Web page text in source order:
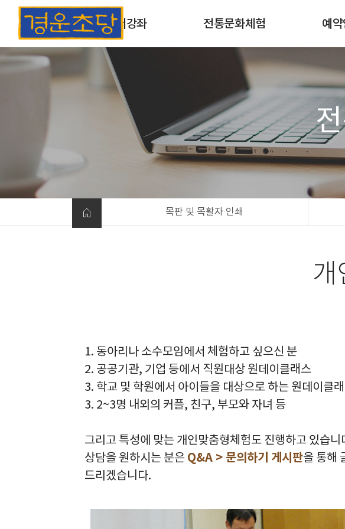
초서강좌
초서강좌 소개
과정안내
전통문화체험
목판 및 목활자 인쇄
옛날책 만들기
개인맞춤형체험
예
월별스
예약 및
예약방법
목판 및 목활자 인쇄
개
1. 동아리나 소수모임에서 체험하고 싶으신 분
2. 공공기관, 기업 등에서 직원대상 원데이클래스
3. 학교 및 학원에서 아이들을 대상으로 하는 원데이클
3. 2~3명 내외의 커플, 친구, 부모와 자녀 등
그리고 특성에 맞는 개인맞춤형체험도 진행하고 있습
상담을 원하시는 분은Q&A > 문의하기 게시판을 통해
드리겠습니다.